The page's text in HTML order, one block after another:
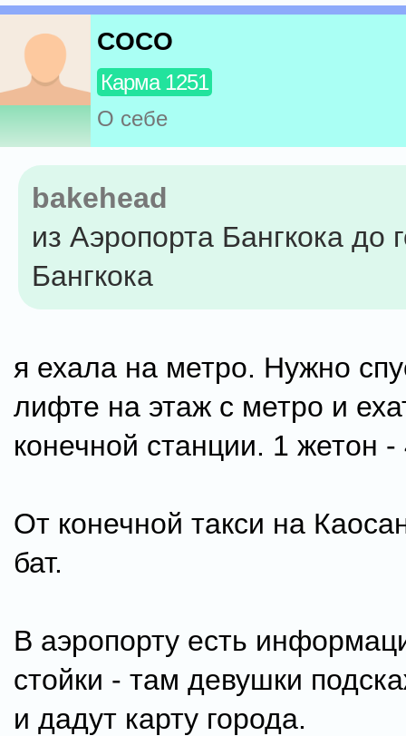
COCO
Карма 1251
О себе
bakehead
из Аэропорта Бангкока до
Бангкока
я ехала на метро. Нужно
лифте на этаж с метро и
конечной станции. 1 жетон -
От конечной такси на
бат.
В аэропорту есть
стойки - там девушки
и дадут карту города.